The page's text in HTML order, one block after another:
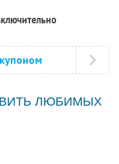
ЛЮБИМЫХ